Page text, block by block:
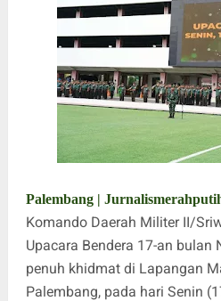
Palembang |
Komando Daerah Militer II/
Upacara Bendera 17-an bulan
penuh khidmat di Lapangan
Palembang, pada hari Senin